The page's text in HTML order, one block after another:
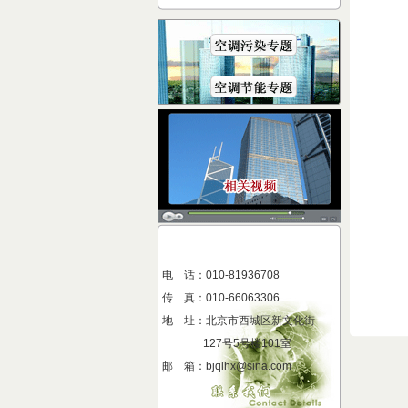
电 话：010-81936708
传 真 ： 010-66063306
地 址 ： 北京市西城区新文化街
127号5号楼101室
邮 箱：bjqlhx@sina.com